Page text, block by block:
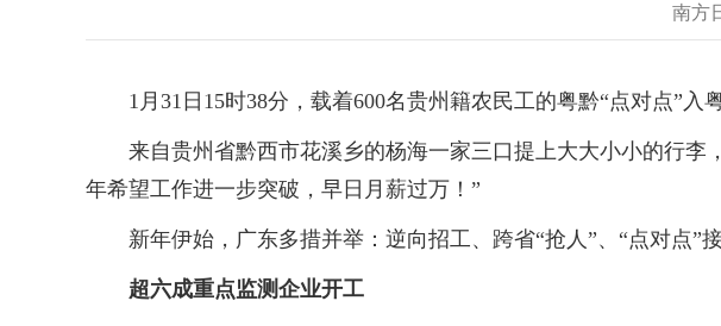
南方
1月31日15时38分，载着600名贵州籍农民工的粤黔“点对点”入粤
来自贵州省黔西市花溪乡的杨海一家三口提上大大小小的行李
年希望工作进一步突破，早日月薪过万！”
新年伊始，广东多措并举：逆向招工、跨省“抢人”、“点对点”
超六成重点监测企业开工